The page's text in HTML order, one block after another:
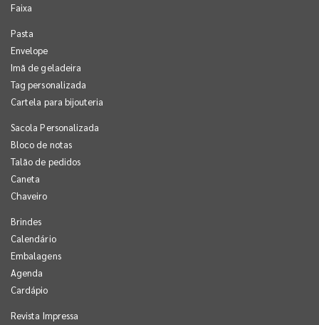
Faixa
Pasta
Envelope
Imã de geladeira
Tag personalizada
Cartela para bijouteria
Sacola Personalizada
Bloco de notas
Talão de pedidos
Caneta
Chaveiro
Brindes
Calendário
Embalagens
Agenda
Cardápio
Revista Impressa